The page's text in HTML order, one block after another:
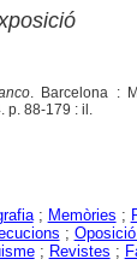
. Barcelona :
p. 88-179 : il.
; Memòries ;
;
; Revistes ;